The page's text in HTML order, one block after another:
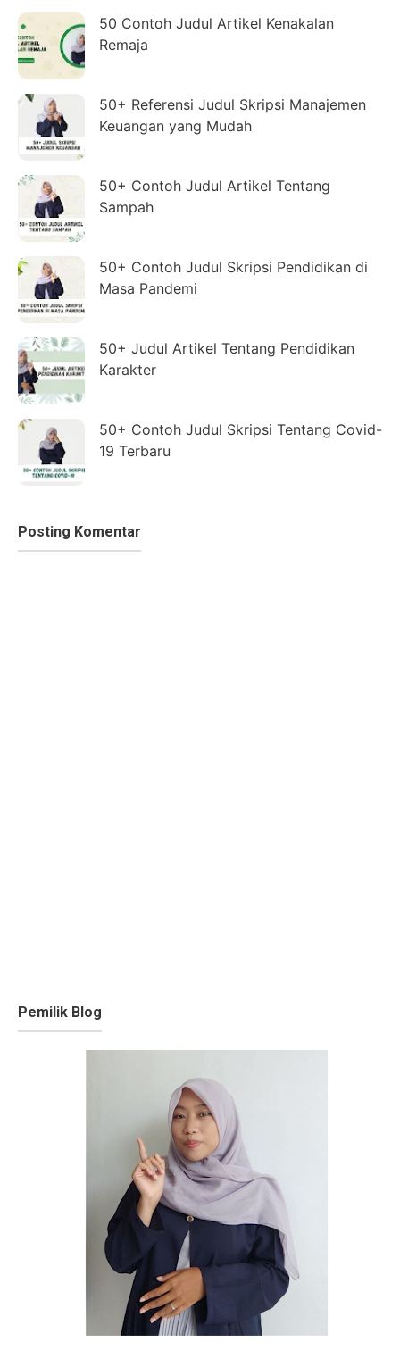
50 Contoh Judul Artikel Kenakalan
Remaja
50+ Referensi Judul Skripsi Manajemen
Keuangan yang Mudah
50+ Contoh Judul Artikel Tentang
Sampah
50+ Contoh Judul Skripsi Pendidikan di
Masa Pandemi
50+ Judul Artikel Tentang Pendidikan
Karakter
50+ Contoh Judul Skripsi Tentang Covid-
19 Terbaru
Posting Komentar
Pemilik Blog